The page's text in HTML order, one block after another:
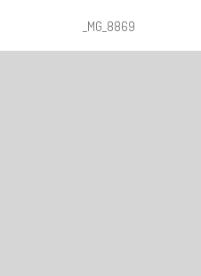
The model of human
on Earth, galerija